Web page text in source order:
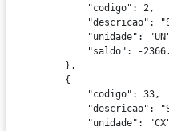
            "codigo": 2,
"descricao":
"unidade":
"saldo": -
        },
        {
            "codigo": 33,
"descricao":
"unidade":